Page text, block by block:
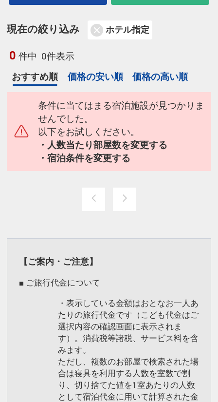
現在の絞り込み ホテル指定
0 件中 0件表示
おすすめ順
価格の安い順 価格の高い順
条件に当てはまる宿泊施設が見つかりま
せんでした。
以下をお試しください。
・人数当たり部屋数を変更する
・宿泊条件を変更する
【ご案内・ご注意】
■ ご旅行代金について
・表示している金額はおとなお一人あ
たりの旅行代金です（こども代金はご
選択内容の確認画面に表示されま
す）。消費税等諸税、サービス料を含
みます。
ただし、複数のお部屋で検索された場
合は寝具を利用する人数を室数で割
り、切り捨てた値を1室あたりの人数
として宿泊代金に用いて計算された金